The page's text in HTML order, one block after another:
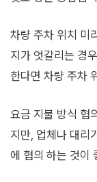
차량 주차 위치 미
지가 엇갈리는 경
한다면 차량 주차
요금 지불 방식 협
지만, 업체나 대리
에 협의 하는 것이